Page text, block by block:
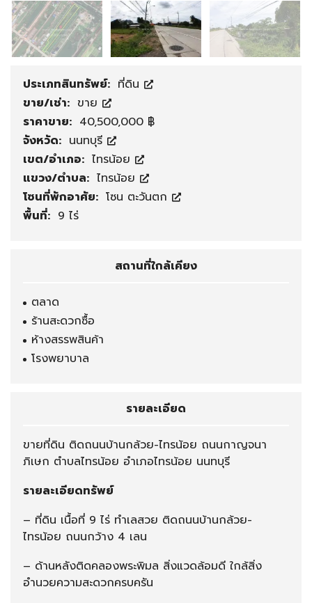
ประเภทสินทรัพย์: ที่ดิน
ขาย/เช่า: ขาย
ราคาขาย: 40,500,000 ฿
จังหวัด: นนทบุรี
เขต/อำเภอ: ไทรน้อย
แขวง/ตำบล: ไทรน้อย
โซนที่พักอาศัย: โซน ตะวันตก
พื้นที่: 9 ไร่
สถานที่ใกล้เคียง
ตลาด
ร้านสะดวกซื้อ
ห้างสรรพสินค้า
โรงพยาบาล
รายละเอียด
ขายที่ดิน ติดถนนบ้านกล้วย-ไทรน้อย ถนนกาญจนา
ภิเษก ตำบลไทรน้อย อำเภอไทรน้อย นนทบุรี
รายละเอียดทรัพย์
– ที่ดิน เนื้อที่ 9 ไร่ ทำเลสวย ติดถนนบ้านกล้วย-
ไทรน้อย ถนนกว้าง 4 เลน
– ด้านหลังติดคลองพระพิมล สิ่งแวดล้อมดี ใกล้สิ่ง
อำนวยความสะดวกครบครัน